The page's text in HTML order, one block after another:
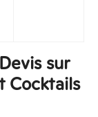
sur
Cocktails